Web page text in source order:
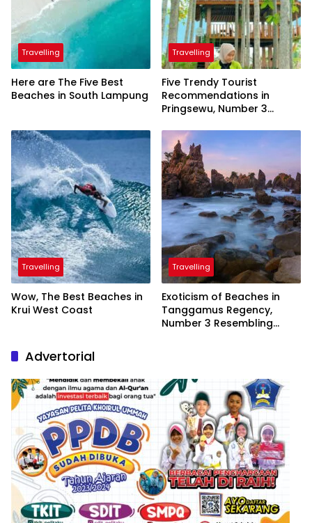
Travelling
Here are The Five Best
Beaches in South Lampung
Travelling
Five Trendy Tourist
Recommendations in
Pringsewu, Number 3
President
Travelling
Wow, The Best Beaches in
Krui West Coast
Travelling
Exoticism of Beaches in
Tanggamus Regency,
Number 3 Resembling
Advertorial